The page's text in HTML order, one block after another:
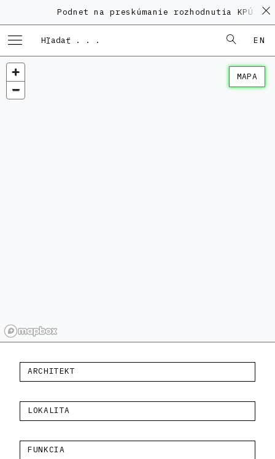
Podnet na preskúmanie rozhodnutia KPÚ
EN
MAPA
ARCHITEKT
LOKALITA
FUNKCIA